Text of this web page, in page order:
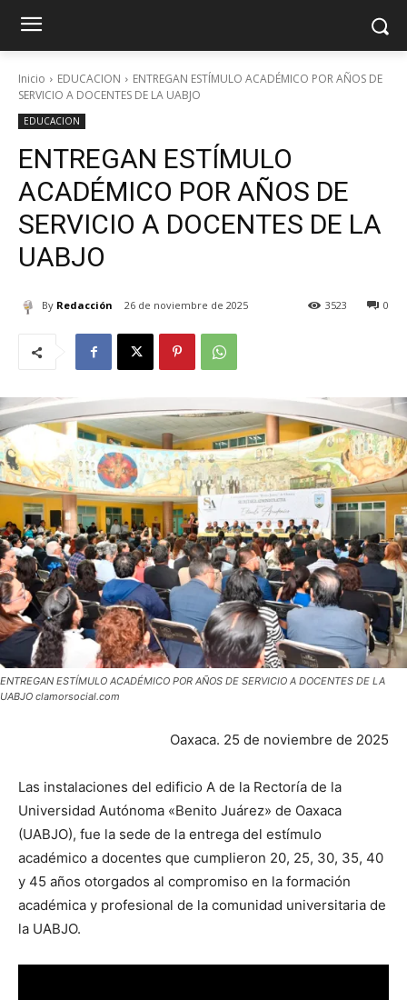
Inicio EDUCACION
ENTREGAN ESTÍMULO ACADÉMICO POR AÑOS DE
SERVICIO A DOCENTES DE LA UABJO
EDUCACION
ENTREGAN ESTÍMULO
ACADÉMICO POR AÑOS DE
SERVICIO A DOCENTES DE LA
UABJO
By Redacción 26 de noviembre de 2025 0
3523
ENTREGAN ESTÍMULO ACADÉMICO POR AÑOS DE SERVICIO A DOCENTES DE LA
UABJO clamorsocial.com
Oaxaca. 25 de noviembre de 2025
Las instalaciones del edificio A de la Rectoría de la
Universidad Autónoma «Benito Juárez» de Oaxaca
(UABJO), fue la sede de la entrega del estímulo
académico a docentes que cumplieron 20, 25, 30, 35, 40
y 45 años otorgados al compromiso en la formación
académica y profesional de la comunidad universitaria de
la UABJO.